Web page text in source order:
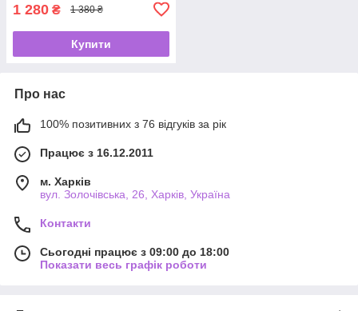
1 280 ₴ 1 380 ₴
Купити
Про нас
100% позитивних з 76 відгуків за рік
Працює з 16.12.2011
м. Харків
вул. Золочівська, 26, Харків, Україна
Контакти
Сьогодні працює з 09:00 до 18:00
Показати весь графік роботи